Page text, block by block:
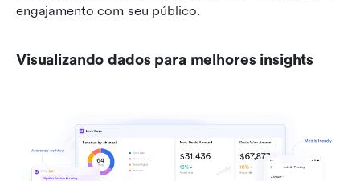
engajamento com seu público.
Visualizando dados para melhores insights